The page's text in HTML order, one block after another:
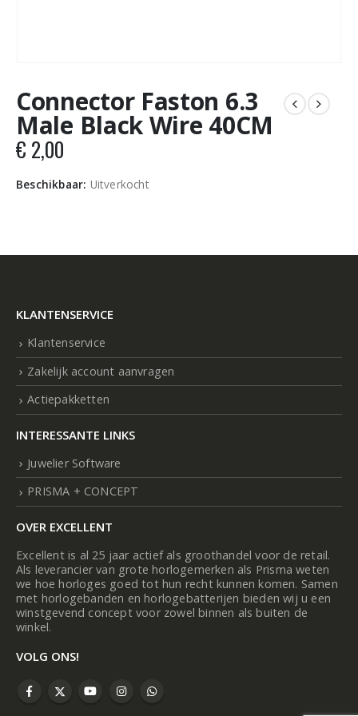
Connector Faston 6.3
Male Black Wire 40CM
€ 2,00
Beschikbaar: Uitverkocht
KLANTENSERVICE
Klantenservice
Zakelijk account aanvragen
Actiepakketten
INTERESSANTE LINKS
Juwelier Software
PRISMA + CONCEPT
OVER EXCELLENT
Excellent is al 25 jaar actief als groothandel voor de retail.
Als leverancier van grote horlogemerken als Prisma weten
we hoe horloges goed tot hun recht kunnen komen. Samen
met horlogebanden en horlogebatterijen bieden wij u een
winstgevend concept voor zowel binnen als buiten de
winkel.
VOLG ONS!